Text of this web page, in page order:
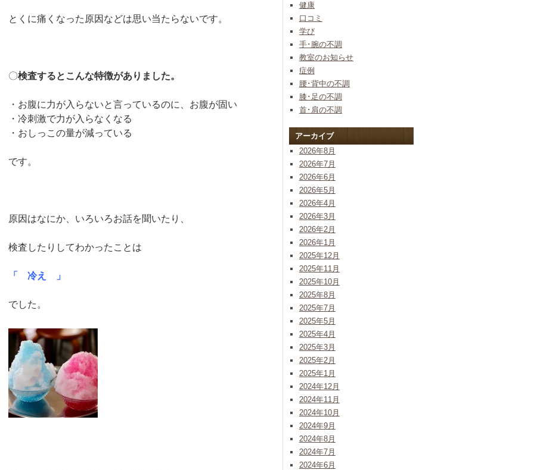
健康
口コミ
学び
手･腕の不調
教室のお知らせ
症例
腰･背中の不調
膝･足の不調
首･肩の不調
アーカイブ
2026年8月
2026年7月
2026年6月
2026年5月
2026年4月
2026年3月
2026年2月
2026年1月
2025年12月
2025年11月
2025年10月
2025年8月
2025年7月
2025年5月
2025年4月
2025年3月
2025年2月
2025年1月
2024年12月
2024年11月
2024年10月
2024年9月
2024年8月
2024年7月
2024年6月
とくに痛くなった原因などは思い当たらないです。
〇検査するとこんな特徴がありました。
・お腹に力が入らないと言っているのに、お腹が固い
・冷刺激で力が入らなくなる
・おしっこの量が減っている
です。
原因はなにか、いろいろお話を聞いたり、
検査したりしてわかったことは
「 冷え 」
でした。